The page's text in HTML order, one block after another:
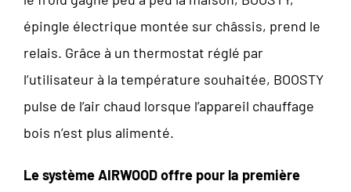
épingle électrique montée sur châssis, prend le
relais. Grâce à un thermostat réglé par
l’utilisateur à la température souhaitée, BOOSTY
pulse de l’air chaud lorsque l’appareil chauffage
bois n’est plus alimenté.
Le système AIRWOOD offre pour la première